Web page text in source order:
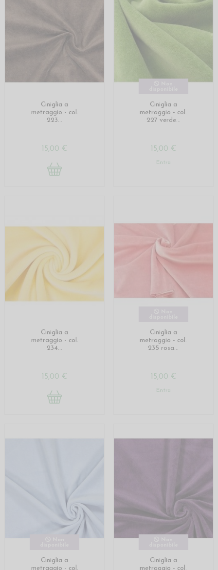
Ciniglia a
metraggio - col.
223...
15,00 €
Ciniglia a
metraggio - col.
227 verde...
15,00 €
Entra
Ciniglia a
metraggio - col.
234...
15,00 €
Ciniglia a
metraggio - col.
235 rosa...
15,00 €
Entra
Ciniglia a
metraggio - col.
Ciniglia a
metraggio - col.